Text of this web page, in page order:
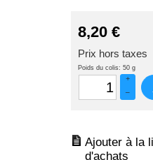
8,20 €
Prix hors taxes
Poids du colis: 50 g
+
–